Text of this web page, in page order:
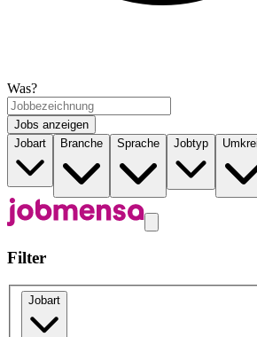
Was?
Jobs anzeigen
Jobart
Branche Sprache Jobtyp
Filter
Jobart